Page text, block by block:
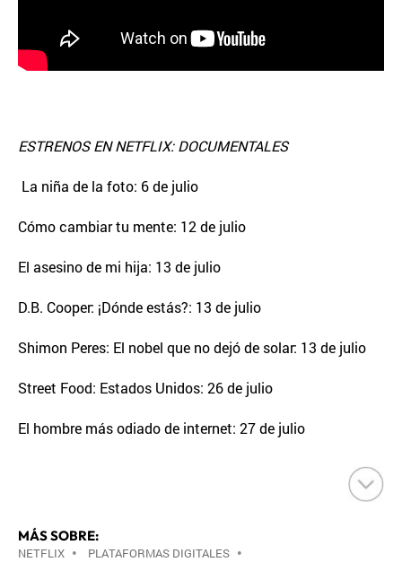
ESTRENOS EN NETFLIX: DOCUMENTALES
La niña de la foto: 6 de julio
Cómo cambiar tu mente: 12 de julio
El asesino de mi hija: 13 de julio
D.B. Cooper: ¡Dónde estás?: 13 de julio
Shimon Peres: El nobel que no dejó de solar: 13 de julio
Street Food: Estados Unidos: 26 de julio
El hombre más odiado de internet: 27 de julio
MÁS SOBRE:
NETFLIX • PLATAFORMAS DIGITALES •